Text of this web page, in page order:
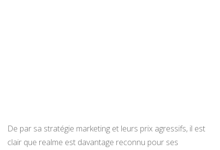
De par sa stratégie marketing et leurs prix agressifs, il est
clair que realme est davantage reconnu pour ses